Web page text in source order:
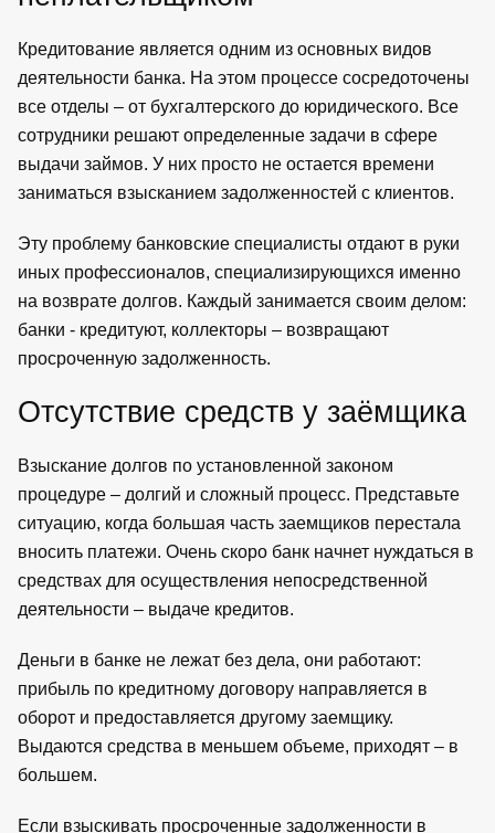
Кредитование является одним из основных видов
деятельности банка. На этом процессе сосредоточены
все отделы – от бухгалтерского до юридического. Все
сотрудники решают определенные задачи в сфере
выдачи займов. У них просто не остается времени
заниматься взысканием задолженностей с клиентов.
Эту проблему банковские специалисты отдают в руки
иных профессионалов, специализирующихся именно
на возврате долгов. Каждый занимается своим делом:
банки - кредитуют, коллекторы – возвращают
просроченную задолженность.
Отсутствие средств у заёмщика
Взыскание долгов по установленной законом
процедуре – долгий и сложный процесс. Представьте
ситуацию, когда большая часть заемщиков перестала
вносить платежи. Очень скоро банк начнет нуждаться в
средствах для осуществления непосредственной
деятельности – выдаче кредитов.
Деньги в банке не лежат без дела, они работают:
прибыль по кредитному договору направляется в
оборот и предоставляется другому заемщику.
Выдаются средства в меньшем объеме, приходят – в
большем.
Если взыскивать просроченные задолженности в